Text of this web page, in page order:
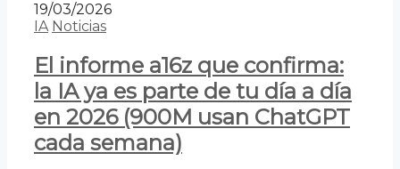
19/03/2026
IA Noticias
El informe a16z que confirma:
la IA ya es parte de tu día a día
en 2026 (900M usan ChatGPT
cada semana)